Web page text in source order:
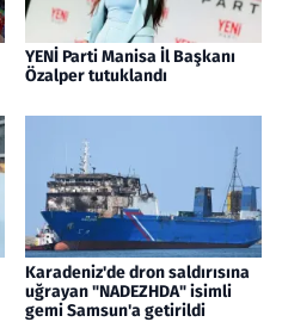
YENİ Parti Manisa İl Başkanı
Özalper tutuklandı
Karadeniz'de dron saldırısına
uğrayan "NADEZHDA" isimli
gemi Samsun'a getirildi